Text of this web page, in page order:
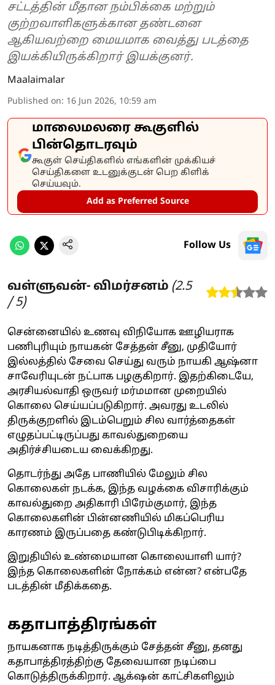
சட்டத்தின் மீதான நம்பிக்கை மற்றும்
குற்றவாளிகளுக்கான தண்டனை
ஆகியவற்றை மையமாக வைத்து படத்தை
இயக்கியிருக்கிறார் இயக்குனர்.
Maalaimalar
Published on: 16 Jun 2026, 10:59 am
மாலைமலரை கூகுளில்
பின்தொடரவும்
கூகுள் செய்திகளில் எங்களின் முக்கியச்
செய்திகளை உடனுக்குடன் பெற கிளிக்
செய்யவும்.
Add as Preferred Source
Follow Us
வள்ளுவன்- விமர்சனம் (2.5
/ 5)
சென்னையில் உணவு விநியோக ஊழியராக
பணிபுரியும் நாயகன் சேத்தன் சீனு, முதியோர்
இல்லத்தில் சேவை செய்து வரும் நாயகி ஆஷ்னா
சாவேரியுடன் நட்பாக பழகுகிறார். இதற்கிடையே,
அரசியல்வாதி ஒருவர் மர்மமான முறையில்
கொலை செய்யப்படுகிறார். அவரது உடலில்
திருக்குறளில் இடம்பெறும் சில வார்த்தைகள்
எழுதப்பட்டிருப்பது காவல்துறையை
அதிர்ச்சியடைய வைக்கிறது.
தொடர்ந்து அதே பாணியில் மேலும் சில
கொலைகள் நடக்க, இந்த வழக்கை விசாரிக்கும்
காவல்துறை அதிகாரி பிரேம்குமார், இந்த
கொலைகளின் பின்னணியில் மிகப்பெரிய
காரணம் இருப்பதை கண்டுபிடிக்கிறார்.
இறுதியில் உண்மையான கொலையாளி யார்?
இந்த கொலைகளின் நோக்கம் என்ன? என்பதே
படத்தின் மீதிக்கதை.
கதாபாத்திரங்கள்
நாயகனாக நடித்திருக்கும் சேத்தன் சீனு, தனது
கதாபாத்திரத்திற்கு தேவையான நடிப்பை
கொடுத்திருக்கிறார். ஆக்‌ஷன் காட்சிகளிலும்